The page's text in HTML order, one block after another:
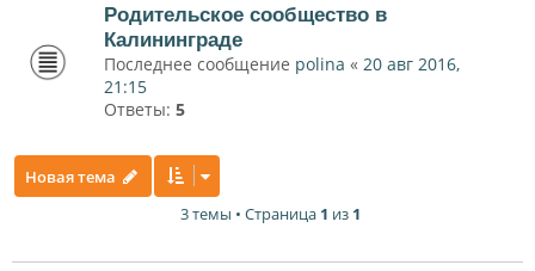
Родительское сообщество в
Калининграде
Последнее сообщение polina « 20 авг 2016,
21:15
Ответы: 5
Новая тема
3 темы • Страница 1 из 1